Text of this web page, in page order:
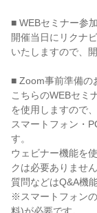
■ WEBセミナー参
開催当日にリクナ
いたしますので、
■ Zoom事前準備の
こちらのWEBセミ
を使用しますので
スマートフォン・
す。
ウェビナー機能を
クは必要ありません
質問などはQ&A機
※スマートフォン